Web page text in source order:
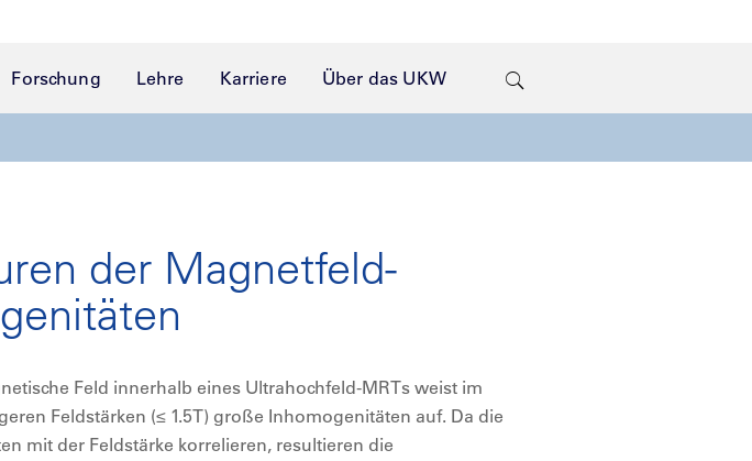
Forschung Lehre Karriere Über das UKW
der Magnetfeld-
Feld innerhalb eines Ultrahochfeld-MRTs weist im
Feldstärken (≤ 1.5T) große Inhomogenitäten auf. Da die
mit der Feldstärke korrelieren, resultieren die